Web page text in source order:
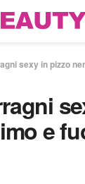
sexy in pizzo
e